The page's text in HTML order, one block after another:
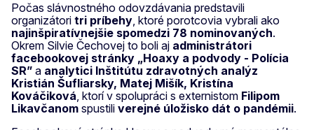
Počas slávnostného odovzdávania predstavili
organizátori tri príbehy, ktoré porotcovia vybrali ako
najinšpiratívnejšie spomedzi 78 nominovaných.
Okrem Silvie Čechovej to boli aj administrátori
facebookovej stránky „Hoaxy a podvody - Polícia
SR” a analytici Inštitútu zdravotných analýz
Kristián Šufliarsky, Matej Mišík, Kristína
Kováčiková, ktorí v spolupráci s externistom Filipom
Likavčanom spustili verejné úložisko dát o pandémii.